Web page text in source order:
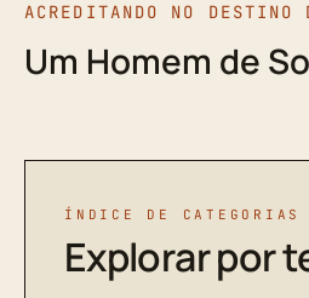
ACREDITANDO NO DESTINO
Um Homem de
ÍNDICE DE CATEGORIAS
Explorar por